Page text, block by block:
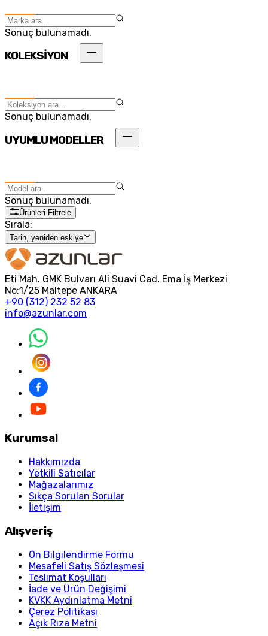
Sonuç bulunamadı.
KOLEKSİYON
Sonuç bulunamadı.
UYUMLU MODELLER
Sonuç bulunamadı.
Ürünleri Filtrele
Sırala:
Tarih, yeniden eskiye
Eti Mah. GMK Bulvarı Ali Suavi Cad. Ema İş Merkezi
No:1/25 Maltepe ANKARA
+90 (312) 232 52 83
info@azunlar.com
Kurumsal
Hakkımızda
Yetkili Satıcılar
Mağazalarımız
Sıkça Sorulan Sorular
İletişim
Alışveriş
Ön Bilgilendirme Formu
Mesafeli Satış Sözleşmesi
Teslimat Koşulları
İade ve Ürün Değişimi
KVKK Aydınlatma Metni
Çerez Politikası
Açık Rıza Metni